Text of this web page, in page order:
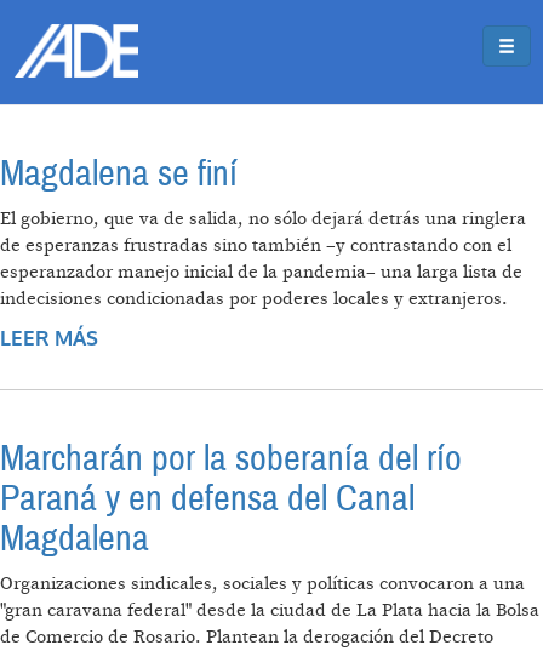
Magdalena se finí
El gobierno, que va de salida, no sólo dejará detrás una ringlera
de esperanzas frustradas sino también –y contrastando con el
esperanzador manejo inicial de la pandemia– una larga lista de
indecisiones condicionadas por poderes locales y extranjeros.
LEER MÁS
Marcharán por la soberanía del río
Paraná y en defensa del Canal
Magdalena
Organizaciones sindicales, sociales y políticas convocaron a una
"gran caravana federal" desde la ciudad de La Plata hacia la Bolsa
de Comercio de Rosario. Plantean la derogación del Decreto